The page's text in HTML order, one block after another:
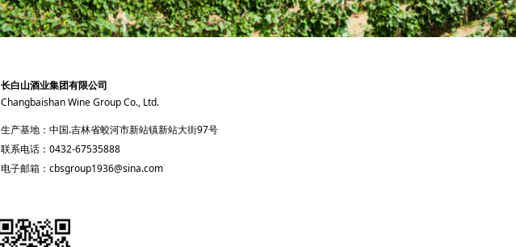
长白山酒业集团有限公司
Changbaishan Wine Group Co., Ltd.
生产基地：中国.吉林省蛟河市新站镇新站大街97号
联系电话：0432-67535888
电子邮箱：cbsgroup1936@sina.com